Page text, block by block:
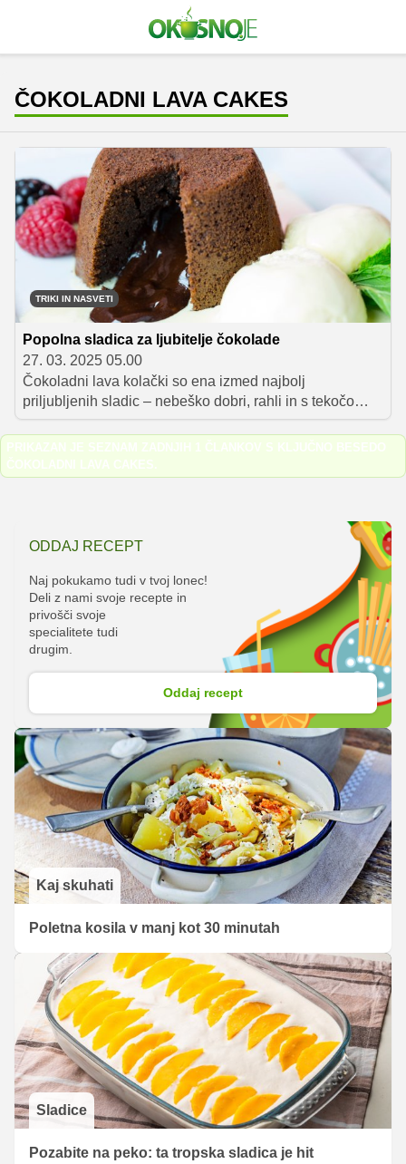
ČOKOLADNI LAVA CAKES
TRIKI IN NASVETI
Popolna sladica za ljubitelje čokolade
27. 03. 2025 05.00
Čokoladni lava kolački so ena izmed najbolj
priljubljenih sladic – nebeško dobri, rahli in s tekočo
sredico, ki se čudovito prelije ob prvem rezu. Kljub
preprostosti recepta priprava vseeno zahteva
poznavanje nekaj trikov, da dosežemo popolno
konsistenco. S temi nasveti bodo vaše lava tortice
PRIKAZAN JE SEZNAM ZADNJIH 1 ČLANKOV S KLJUČNO BESEDO
ČOKOLADNI LAVA CAKES.
ODDAJ RECEPT
Naj pokukamo tudi v tvoj lonec!
Deli z nami svoje recepte in
privošči svoje
specialitete tudi
drugim.
Oddaj recept
Kaj skuhati
Poletna kosila v manj kot 30 minutah
Sladice
Pozabite na peko: ta tropska sladica je hit